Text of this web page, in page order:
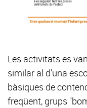
Les activitats es
similar al d'una
bàsiques de
freqüent, grups